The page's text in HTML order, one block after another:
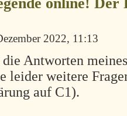
2022, 11:13
Antworten
leider weitere
auf C1).